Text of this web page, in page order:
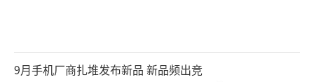
9月手机厂商扎堆发布新品 新品频出竞